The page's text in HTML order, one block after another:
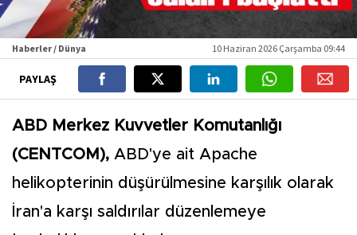
Haberler / Dünya 10 Haziran 2026 Çarşamba 09:44
PAYLAŞ
ABD Merkez Kuvvetler Komutanlığı
(CENTCOM), ABD'ye ait Apache
helikopterinin düşürülmesine karşılık olarak
İran'a karşı saldırılar düzenlemeye